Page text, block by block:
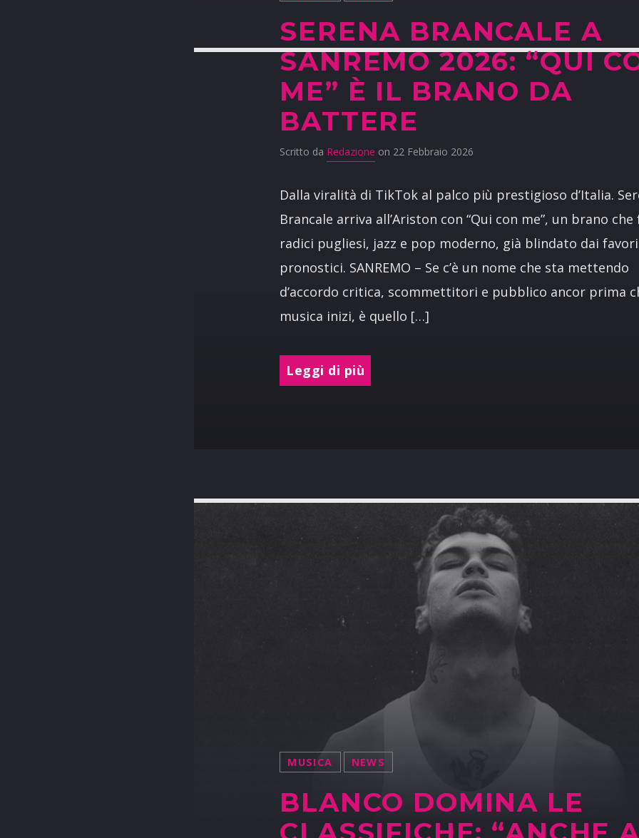
SERENA BRANCALE A
SANREMO 2026: “QUI
ME” È IL BRANO DA
BATTERE
Scritto da Redazione on 22 Febbraio 2026
Dalla viralità di TikTok al palco più prestigioso d’Italia.
Brancale arriva all’Ariston con “Qui con me”, un brano che
radici pugliesi, jazz e pop moderno, già blindato dai
pronostici. SANREMO – Se c’è un nome che sta mettendo
d’accordo critica, scommettitori e pubblico ancor prima
musica inizi, è quello […]
Leggi di più
MUSICA NEWS
BLANCO DOMINA LE